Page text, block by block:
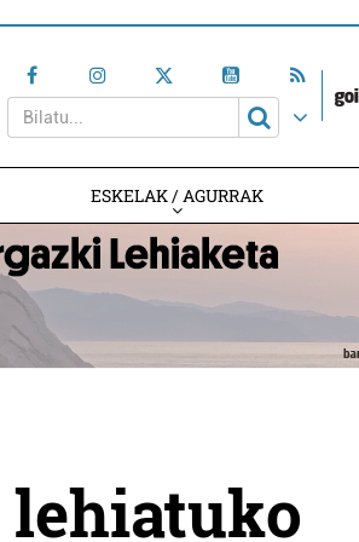
ESKELAK / AGURRAK
lehiatuko